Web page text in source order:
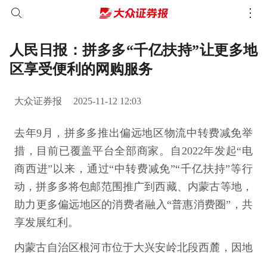
人民日报：拼多多“千亿扶持”让更多地
区享受便利的网购服务
大众证券报 2025-11-12 12:03
去年9月，拼多多推出偏远地区物流中转费减免举
措，目前已覆盖平台全部商家。自2022年发起“电
商西进”以来，通过“中转费减免”“千亿扶持”等行
动，拼多多将包邮范围推广到西藏、内蒙古等地，
助力更多偏远地区的消费者融入“普惠消费圈”，共
享发展红利。
内蒙古自治区根河市位于大兴安岭北段西麓，因地